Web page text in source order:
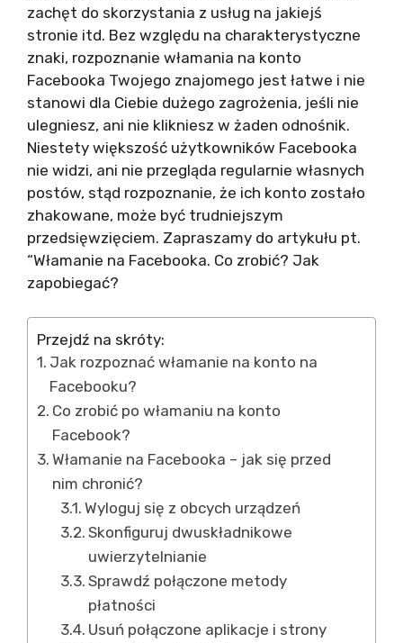
zachęt do skorzystania z usług na jakiejś
stronie itd. Bez względu na charakterystyczne
znaki, rozpoznanie włamania na konto
Facebooka Twojego znajomego jest łatwe i nie
stanowi dla Ciebie dużego zagrożenia, jeśli nie
ulegniesz, ani nie klikniesz w żaden odnośnik.
Niestety większość użytkowników Facebooka
nie widzi, ani nie przegląda regularnie własnych
postów, stąd rozpoznanie, że ich konto zostało
zhakowane, może być trudniejszym
przedsięwzięciem. Zapraszamy do artykułu pt.
“Włamanie na Facebooka. Co zrobić? Jak
zapobiegać?
Przejdź na skróty:
Jak rozpoznać włamanie na konto na
Facebooku?
Co zrobić po włamaniu na konto
Facebook?
Włamanie na Facebooka – jak się przed
nim chronić?
Wyloguj się z obcych urządzeń
Skonfiguruj dwuskładnikowe
uwierzytelnianie
Sprawdź połączone metody
płatności
Usuń połączone aplikacje i strony